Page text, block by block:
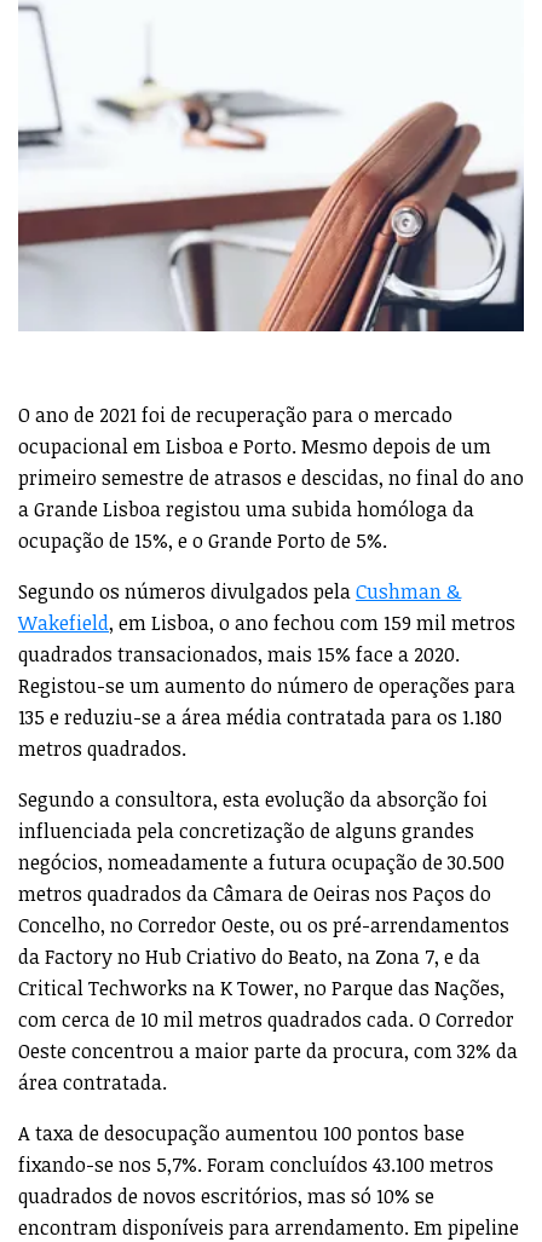
O ano de 2021 foi de recuperação para o mercado
ocupacional em Lisboa e Porto. Mesmo depois de um
primeiro semestre de atrasos e descidas, no final do ano
a Grande Lisboa registou uma subida homóloga da
ocupação de 15%, e o Grande Porto de 5%.
Segundo os números divulgados pelaCushman &
Wakefield, em Lisboa, o ano fechou com 159 mil metros
quadrados transacionados, mais 15% face a 2020.
Registou-se um aumento do número de operações para
135 e reduziu-se a área média contratada para os 1.180
metros quadrados.
Segundo a consultora, esta evolução da absorção foi
influenciada pela concretização de alguns grandes
negócios, nomeadamente a futura ocupação de 30.500
metros quadrados da Câmara de Oeiras nos Paços do
Concelho, no Corredor Oeste, ou os pré-arrendamentos
da Factory no Hub Criativo do Beato, na Zona 7, e da
Critical Techworks na K Tower, no Parque das Nações,
com cerca de 10 mil metros quadrados cada. O Corredor
Oeste concentrou a maior parte da procura, com 32% da
área contratada.
A taxa de desocupação aumentou 100 pontos base
fixando-se nos 5,7%. Foram concluídos 43.100 metros
quadrados de novos escritórios, mas só 10% se
encontram disponíveis para arrendamento. Em pipeline